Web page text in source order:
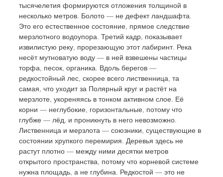
тысячелетия формируются отложения толщиной в
несколько метров. Болото — не дефект ландшафта.
Это его естественное состояние, прямое следствие
мерзлотного водоупора. Третий кадр, показывает
извилистую реку, прорезающую этот лабиринт. Река
несёт мутноватую воду — в ней взвешены частицы
торфа, песок, органика. Вдоль берегов —
редкостойный лес, скорее всего лиственница, та
самая, что уходит за Полярный круг и растёт на
мерзлоте, укореняясь в тонком активном слое. Её
корни — неглубокие, горизонтальные, потому что
глубже — лёд, и проникнуть в него невозможно.
Лиственница и мерзлота — союзники, существующие в
состоянии хрупкого перемирия. Деревья здесь не
растут плотно — между ними десятки метров
открытого пространства, потому что корневой системе
нужна площадь, а не глубина. Редкостой — это не